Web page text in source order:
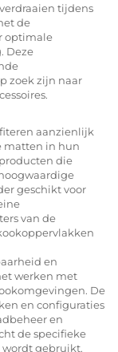
tijdens
de
optimale
Deze
zoek zijn naar
aanzienlijk
matten in hun
die
geschikt voor
van de
en
werken met
De
en configuraties
en
de specifieke
gebruikt.